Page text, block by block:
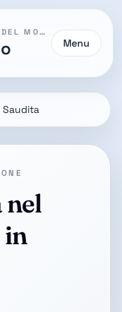
LA STORIA DELLA COPPA DEL MONDO
Menu
Saudita
nel
in